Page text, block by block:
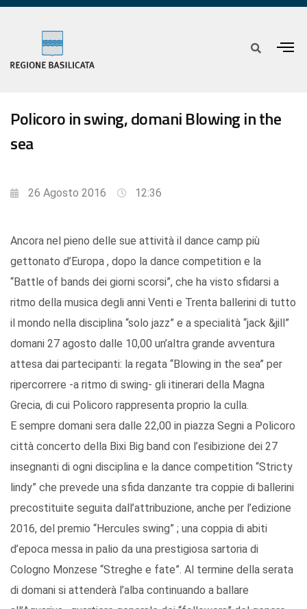
Policoro in swing, domani Blowing in the
sea
26 Agosto 2016 12:36
Ancora nel pieno delle sue attività il dance camp più
gettonato d’Europa , dopo la dance competition e la
“Battle of bands dei giorni scorsi”, che ha visto sfidarsi a
ritmo della musica degli anni Venti e Trenta ballerini di tutto
il mondo nella disciplina “solo jazz” e a specialità “jack &jill”
domani 27 agosto dalle 10,00 un’altra grande avventura
attesa dai partecipanti: la regata “Blowing in the sea” per
ripercorrere -a ritmo di swing- gli itinerari della Magna
Grecia, di cui Policoro rappresenta proprio la culla.
E sempre domani sera dalle 22,00 in piazza Segni a Policoro
città concerto della Bixi Big band con l’esibizione dei 27
insegnanti di ogni disciplina e la dance competition “Stricty
lindy” che prevede una sfida danzante tra coppie di ballerini
precostituite seguita dall’attribuzione, anche per l’edizione
2016, del premio “Hercules swing” ; una coppia di abiti
d’epoca messa in palio da una prestigiosa sartoria di
Cologno Monzese “Streghe e fate”. Al termine della serata
di domani si attenderà l’alba continuando a ballare